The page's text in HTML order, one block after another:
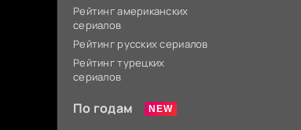
Рейтинг американских
сериалов
Рейтинг русских сериалов
Рейтинг турецких
сериалов
По годам